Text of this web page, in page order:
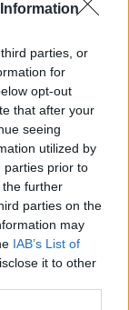
parties, or
for
opt-out
that after your
seeing
utilized by
parties prior to
further
parties on the
may
IAB’s List of
it to other
di
di
tra
di dare
e favorire
impresa.
in
MUSA
Milano,